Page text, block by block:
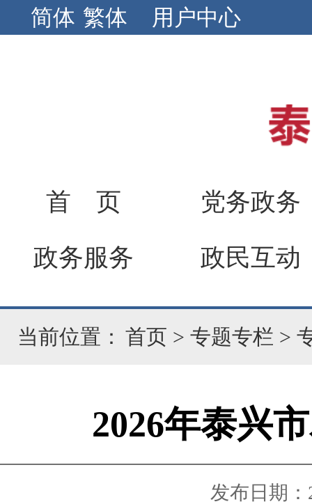
简体 繁体 用户中心
首 页
党务政务
政务服务
政民互动
当前位置： 首页 > 专题专栏 >
2026年泰兴
发布日期：